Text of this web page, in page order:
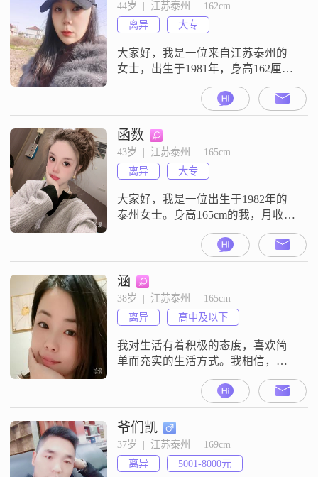
44岁  |  江苏泰州  |  162cm
离异
大专
大家好，我是一位来自江苏泰州的
女士，出生于1981年，身高162厘米
##3002##我在一家不错的公司工
作，每月收入大概在5001到8000元
之间##3002##我拥有大专学历，虽
然不是特别高，但足以让我在工作
中应对各种挑战##3002##我性格比
较温和，善解人意，总是愿意站在
别人的角度考虑问题##3002##在生
活中
函数
43岁  |  江苏泰州  |  165cm
离异
大专
大家好，我是一位出生于1982年的
泰州女士。身高165cm的我，月收入
在8001到12000元之间，拥有大专学
历。在生活中，我一直秉持着善解
人意和热爱生活的态度。我性格开
朗，总是爱笑，与人相处随和，容
易接近。我特别注重家庭，认为家
庭是生活中最重要的一部分。我富
有同理心，能从别人的角度考虑问
题，这让我在与他人相处时更加融
涵
38岁  |  江苏泰州  |  165cm
离异
高中及以下
我对生活有着积极的态度，喜欢简
单而充实的生活方式。我相信，生
活中的美好往往就隐藏在平凡的日
子里，比如一顿美味的饭菜，一本
好书，或者是一次愉快的散步。我
期待能遇到一个真诚、善良、有责
任心的伴侣，一起分享生活的喜怒
哀乐，共同面对未来的挑战和机
遇。如果你也是一位热爱生活、积
爷们凯
37岁  |  江苏泰州  |  169cm
离异
5001-8000元